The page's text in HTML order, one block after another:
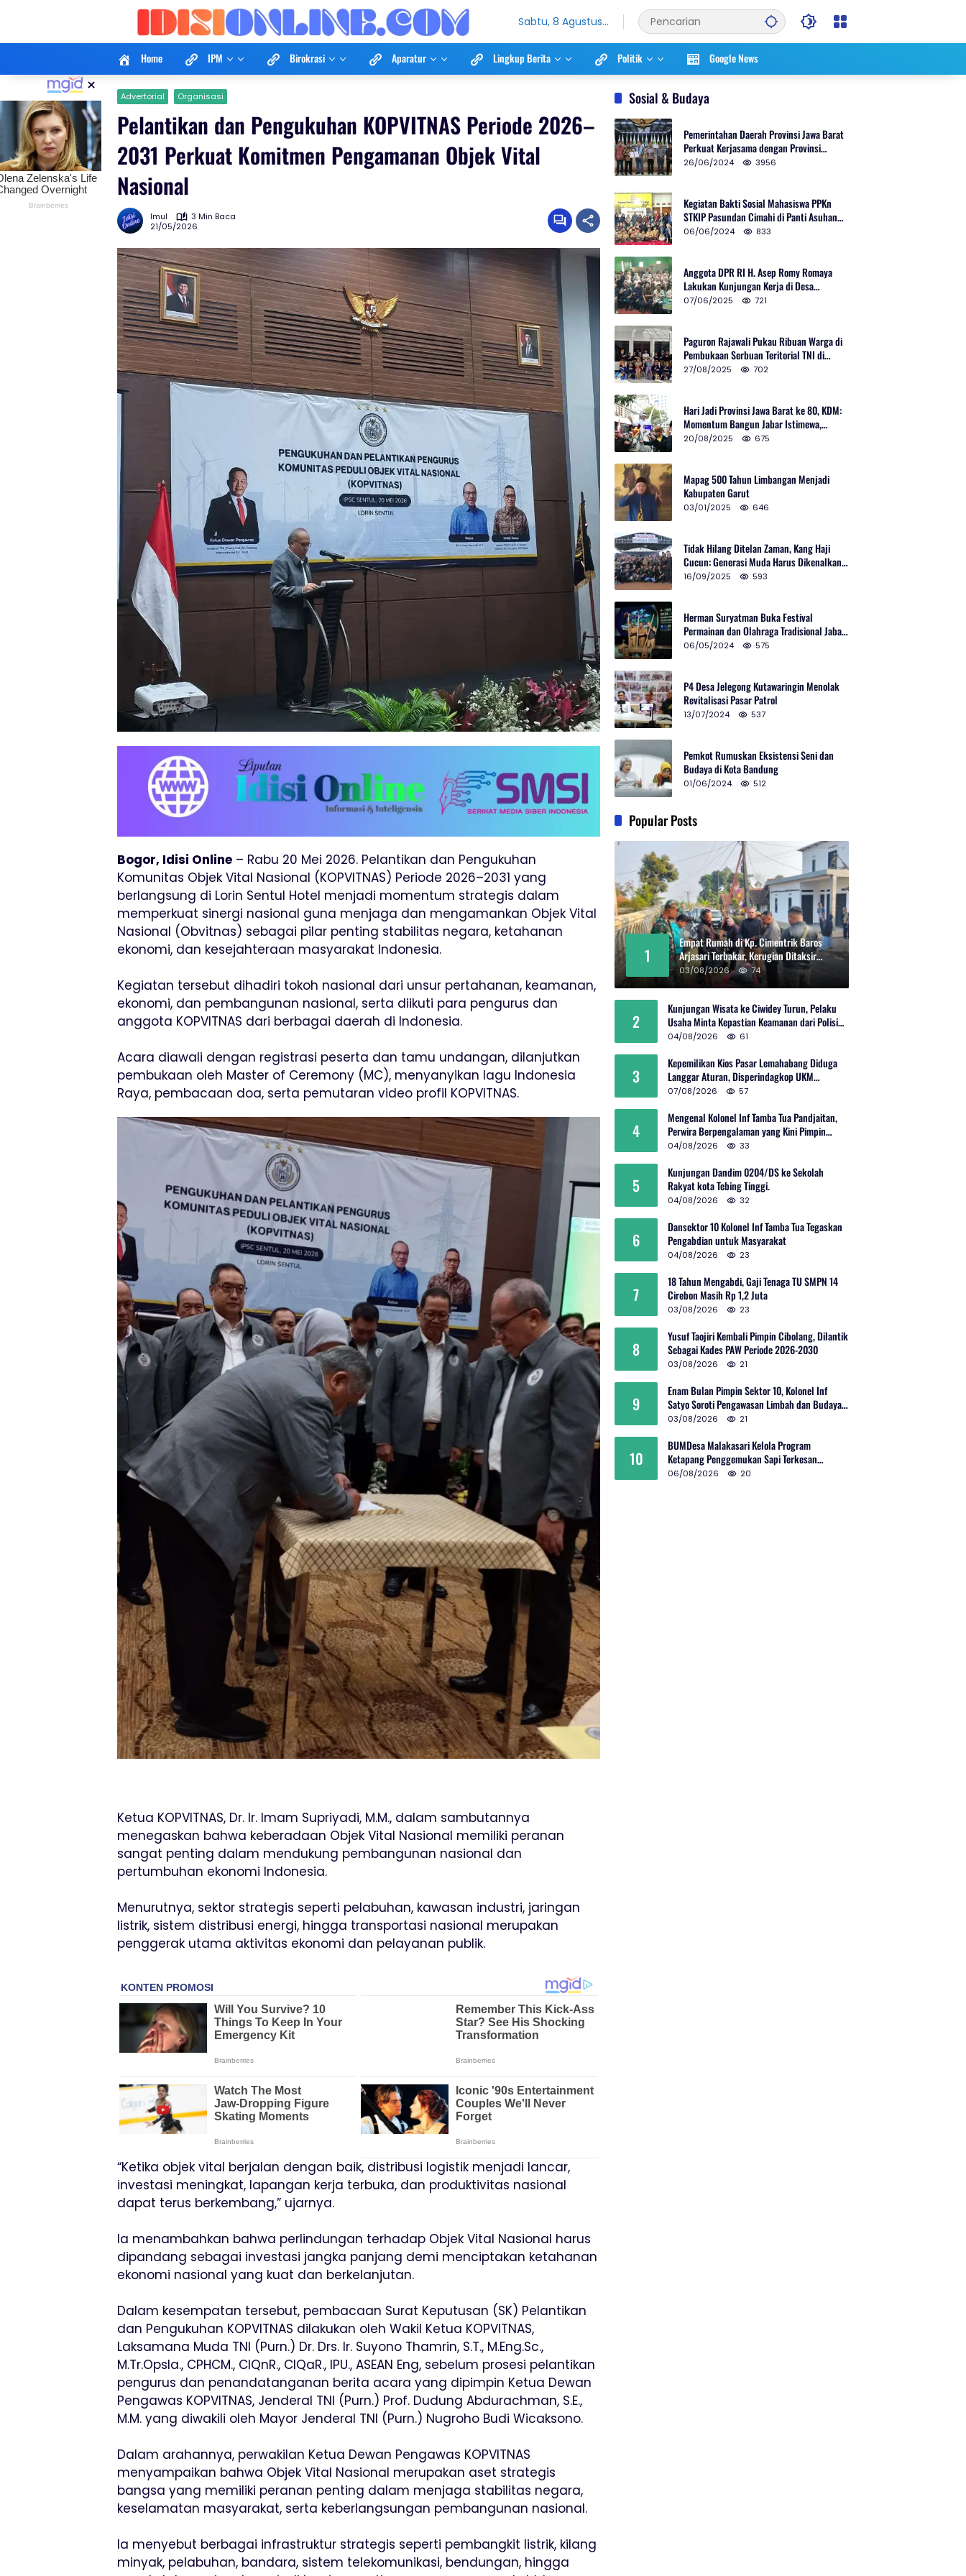
Sabtu, 8 Agustus
Home IPM Birokrasi Aparatur Lingkup Berita Politik Google News
× Advertorial Organisasi
Pelantikan dan Pengukuhan KOPVITNAS Periode 2026–
2031 Perkuat Komitmen Pengamanan Objek Vital
Nasional
Imul
3 Min Baca
21/05/2026
Bogor, Idisi Online – Rabu 20 Mei 2026. Pelantikan dan Pengukuhan
Komunitas Objek Vital Nasional (KOPVITNAS) Periode 2026–2031 yang
berlangsung di Lorin Sentul Hotel menjadi momentum strategis dalam
memperkuat sinergi nasional guna menjaga dan mengamankan Objek Vital
Nasional (Obvitnas) sebagai pilar penting stabilitas negara, ketahanan
ekonomi, dan kesejahteraan masyarakat Indonesia.
Kegiatan tersebut dihadiri tokoh nasional dari unsur pertahanan, keamanan,
ekonomi, dan pembangunan nasional, serta diikuti para pengurus dan
anggota KOPVITNAS dari berbagai daerah di Indonesia.
Acara diawali dengan registrasi peserta dan tamu undangan, dilanjutkan
pembukaan oleh Master of Ceremony (MC), menyanyikan lagu Indonesia
Raya, pembacaan doa, serta pemutaran video profil KOPVITNAS.
Ketua KOPVITNAS, Dr. Ir. Imam Supriyadi, M.M., dalam sambutannya
menegaskan bahwa keberadaan Objek Vital Nasional memiliki peranan
sangat penting dalam mendukung pembangunan nasional dan
pertumbuhan ekonomi Indonesia.
Menurutnya, sektor strategis seperti pelabuhan, kawasan industri, jaringan
listrik, sistem distribusi energi, hingga transportasi nasional merupakan
penggerak utama aktivitas ekonomi dan pelayanan publik.
“Ketika objek vital berjalan dengan baik, distribusi logistik menjadi lancar,
investasi meningkat, lapangan kerja terbuka, dan produktivitas nasional
dapat terus berkembang,” ujarnya.
Ia menambahkan bahwa perlindungan terhadap Objek Vital Nasional harus
dipandang sebagai investasi jangka panjang demi menciptakan ketahanan
ekonomi nasional yang kuat dan berkelanjutan.
Dalam kesempatan tersebut, pembacaan Surat Keputusan (SK) Pelantikan
dan Pengukuhan KOPVITNAS dilakukan oleh Wakil Ketua KOPVITNAS,
Laksamana Muda TNI (Purn.) Dr. Drs. Ir. Suyono Thamrin, S.T., M.Eng.Sc.,
M.Tr.Opsla., CPHCM., CIQnR., CIQaR., IPU., ASEAN Eng, sebelum prosesi pelantikan
pengurus dan penandatanganan berita acara yang dipimpin Ketua Dewan
Pengawas KOPVITNAS, Jenderal TNI (Purn.) Prof. Dudung Abdurachman, S.E.,
M.M. yang diwakili oleh Mayor Jenderal TNI (Purn.) Nugroho Budi Wicaksono.
Dalam arahannya, perwakilan Ketua Dewan Pengawas KOPVITNAS
menyampaikan bahwa Objek Vital Nasional merupakan aset strategis
bangsa yang memiliki peranan penting dalam menjaga stabilitas negara,
keselamatan masyarakat, serta keberlangsungan pembangunan nasional.
Ia menyebut berbagai infrastruktur strategis seperti pembangkit listrik, kilang
minyak, pelabuhan, bandara, sistem telekomunikasi, bendungan, hingga
Sosial & Budaya
Pemerintahan Daerah Provinsi Jawa Barat
Perkuat Kerjasama dengan Provinsi
Chungcheongnam Do Korea Selatan
26/06/2024 3956
Kegiatan Bakti Sosial Mahasiswa PPKn
STKIP Pasundan Cimahi di Panti Asuhan
Ulul Azmi Kota Cimahi
06/06/2024 833
Anggota DPR RI H. Asep Romy Romaya
Lakukan Kunjungan Kerja di Desa
Patrolsari
07/06/2025 721
Paguron Rajawali Pukau Ribuan Warga di
Pembukaan Serbuan Teritorial TNI di
Cibatu
27/08/2025 702
Hari Jadi Provinsi Jawa Barat ke 80, KDM:
Momentum Bangun Jabar Istimewa,
Lembur di Urus Kota Ditata
20/08/2025 675
Mapag 500 Tahun Limbangan Menjadi
Kabupaten Garut
03/01/2025 646
Tidak Hilang Ditelan Zaman, Kang Haji
Cucun: Generasi Muda Harus Dikenalkan
Pencak Silat
16/09/2025 593
Herman Suryatman Buka Festival
Permainan dan Olahraga Tradisional Jabar
2024 di Gedung Teater Tertutup
06/05/2024 575
P4 Desa Jelegong Kutawaringin Menolak
Revitalisasi Pasar Patrol
13/07/2024 537
Pemkot Rumuskan Eksistensi Seni dan
Budaya di Kota Bandung
01/06/2024 512
Popular Posts
1
Empat Rumah di Kp. Cimentrik Baros
Arjasari Terbakar, Kerugian Ditaksir
Rp600 Juta
03/08/2026 74
2
Kunjungan Wisata ke Ciwidey Turun, Pelaku
Usaha Minta Kepastian Keamanan dari Polisi
dan Pemprov Jabar
04/08/2026 61
3
Kepemilikan Kios Pasar Lemahabang Diduga
Langgar Aturan, Disperindagkop UKM
Terkesan Lepas Tangan?
07/08/2026 57
4
Mengenal Kolonel Inf Tamba Tua Pandjaitan,
Perwira Berpengalaman yang Kini Pimpin
Sektor 10 Citarum Harum
04/08/2026 33
5
Kunjungan Dandim 0204/DS ke Sekolah
Rakyat kota Tebing Tinggi.
04/08/2026 32
6
Dansektor 10 Kolonel Inf Tamba Tua Tegaskan
Pengabdian untuk Masyarakat
04/08/2026 23
7
18 Tahun Mengabdi, Gaji Tenaga TU SMPN 14
Cirebon Masih Rp 1,2 Juta
03/08/2026 23
8
Yusuf Taojiri Kembali Pimpin Cibolang, Dilantik
Sebagai Kades PAW Periode 2026-2030
03/08/2026 21
9
Enam Bulan Pimpin Sektor 10, Kolonel Inf
Satyo Soroti Pengawasan Limbah dan Budaya
Kelola Sampah
03/08/2026 21
10
BUMDesa Malakasari Kelola Program
Ketapang Penggemukan Sapi Terkesan
Simpang Siur
06/08/2026 20